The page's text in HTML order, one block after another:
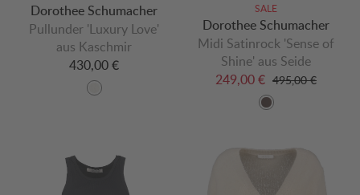
Dorothee Schumacher
Pullunder 'Luxury Love'
aus Kaschmir
430,00 €
SALE
Dorothee Schumacher
Midi Satinrock 'Sense of
Shine' aus Seide
249,00 € 495,00 €